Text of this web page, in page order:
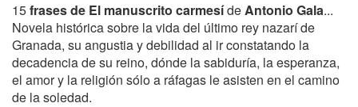
15frases de El manuscrito carmesídeAntonio Gala...
Novela histórica sobre la vida del último rey nazarí de
Granada, su angustia y debilidad al ir constatando la
decadencia de su reino, dónde la sabiduría, la esperanza,
el amor y la religión sólo a ráfagas le asisten en el camino
de la soledad.